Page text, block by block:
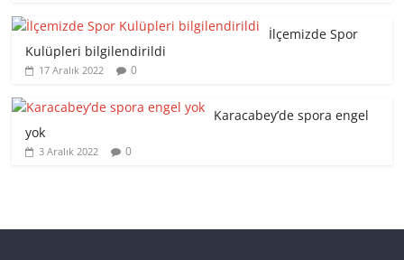
İlçemizde Spor
Kulüpleri bilgilendirildi
17 Aralık 2022 0
Karacabey’de spora engel
yok
3 Aralık 2022 0